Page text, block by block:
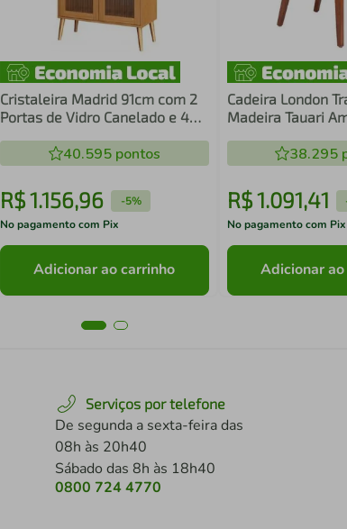
Cristaleira Madrid 91cm com 2
Portas de Vidro Canelado e 4
40.595pontos
R$1.156,96 -5%
No pagamento com Pix
Adicionar ao carrinho
Cadeira London
Madeira Tauari
38.295
R$1.091,41
No pagamento com Pix
Adicionar
Serviços por telefone
De segunda a sexta-feira das
08h às 20h40
Sábado das 8h às 18h40
0800 724 4770